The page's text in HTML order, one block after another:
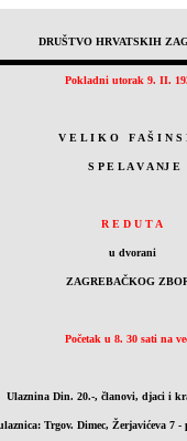
DRUŠTVO HRVATSKIH
Pokladni utorak 9. II.
V E L I K O F A Š I N S
S P E L A V A NJ E
R E D U T A
u dvorani
ZAGREBAČKOG
Početak u 8. 30 sati na
Ulaznina Din. 20.-, članovi, djaci i
Trgov. Dimec, Žerjavićeva 7